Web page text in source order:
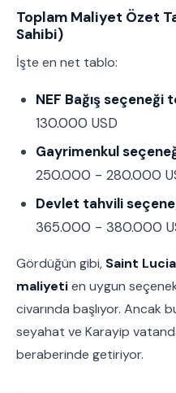
Toplam Maliyet Özet
Sahibi)
İşte en net tablo:
NEF Bağış seçeneği
130.000 USD
Gayrimenkul
250.000 - 280.000
Devlet tahvili
365.000 - 380.000
Gördüğün gibi, Saint
maliyetien uygun
civarında başlıyor. Ancak
seyahat ve Karayip
beraberinde getiriyor.